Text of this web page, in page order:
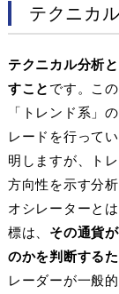
テクニカ
テクニカル分析
すこと です。こ
「トレンド系」の
レードを行って
明しますが、ト
方向性を示す分析
オシレーターと
標は、 その通貨
のかを判断する
レーダーが一般